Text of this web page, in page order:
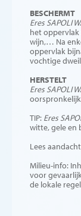
BESCHERMT
Eres SAPOLI
het oppervlak
wijn,… Na
oppervlak
vochtige
HERSTELT
Eres SAPOLI
TIP: Eres
witte, gele en
Lees
Milieu-info:
voor
de lokale